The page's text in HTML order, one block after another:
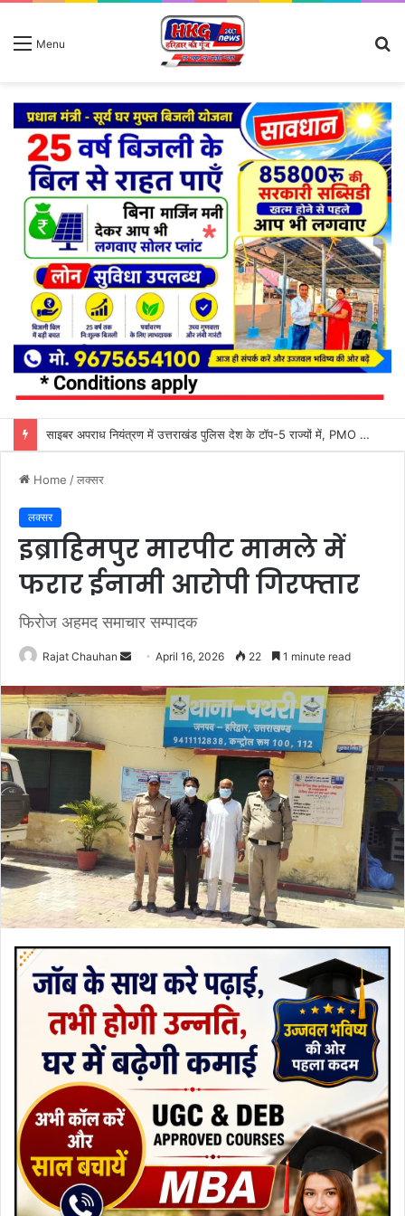
Menu
कांवड़ यात्रा की व्यवस्थाओं का जायजा लेने सीसीआर कंट्रोल रूम पहुंचे डीएम मयूर दीक्षित
Home /लक्सर
लक्सर
इब्राहिमपुर मारपीट मामले में
फरार ईनामी आरोपी गिरफ्तार
फिरोज अहमद समाचार सम्पादक
Rajat Chauhan
Send
email
April 16, 2026 22 1 minute read